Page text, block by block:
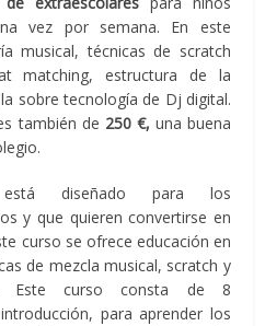
vez por semana. En este
musical, técnicas de scratch
matching, estructura de la
sobre tecnología de Dj digital.
también de 250 €, una buena
está diseñado para los
y que quieren convertirse en
curso se ofrece educación en
de mezcla musical, scratch y
Este curso consta de 8
para aprender los